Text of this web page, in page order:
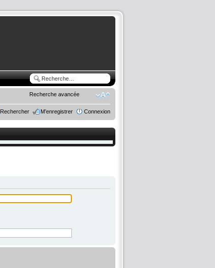
Recherche avancée
Rechercher M’enregistrer Connexion